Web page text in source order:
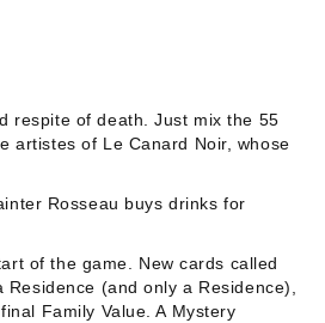
respite of death. Just mix the 55
artistes of Le Canard Noir, whose
Rosseau buys drinks for
of the game. New cards called
(and only a Residence),
Family Value. A Mystery